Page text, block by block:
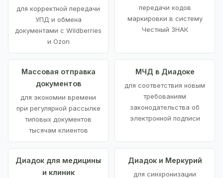
для корректной передачи
УПД и обмена
документами с Wildberries
и Ozon
передачи кодов
маркировки в систему
Честный ЗНАК
Массовая отправка
документов
для экономии времени
при регулярной рассылке
типовых документов
тысячам клиентов
МЧД в Диадоке
для соответствия новым
требованиям
законодательства об
электронной подписи
Диадок для медицины
и клиник
Диадок и Меркурий
для синхронизации